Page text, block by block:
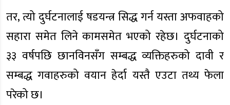
तर, त्यो दुर्घटनालाई षडयन्त्र सिद्ध गर्न यस्ता अफवाहको
सहारा समेत लिने कामसमेत भएको रहेछ। दुर्घटनाको
३३ वर्षपछि छानविनसँग सम्बद्ध व्यक्तिहरुको दावी र
सम्बद्ध गवाहरुको वयान हेर्दा यस्तै एउटा तथ्य फेला
परेको छ।